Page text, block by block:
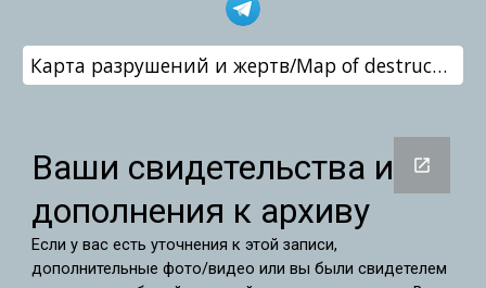
Карта разрушений и жертв/Map of destruction and victims